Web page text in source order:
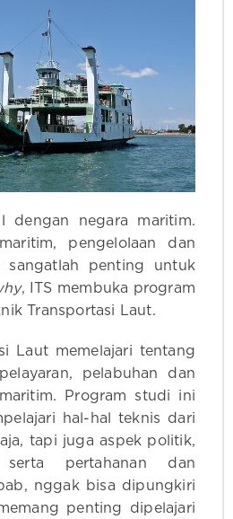
dengan negara maritim.
pengelolaan dan
sangatlah penting untuk
, ITS membuka program
Transportasi Laut.
Laut memelajari tentang
pelabuhan dan
Program studi ini
hal-hal teknis dari
tapi juga aspek politik,
pertahanan dan
nggak bisa dipungkiri
penting dipelajari